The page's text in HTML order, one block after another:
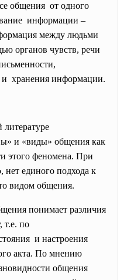
общения от одного
информации –
между людьми
органов чувств, речи
и хранения информации.
литературе
и «виды» общения как
этого феномена. При
единого подхода к
видом общения.
понимает различия
т.е. по
и настроения
акта. По мнению
общения